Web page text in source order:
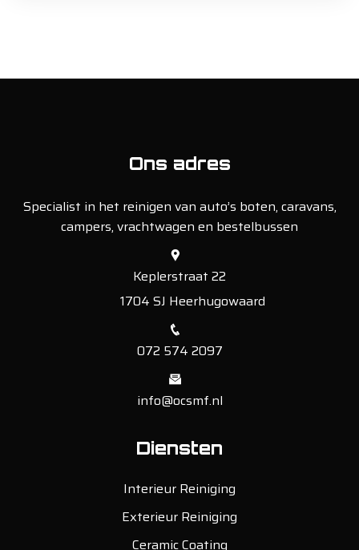
Ons adres
Specialist in het reinigen van auto’s boten, caravans,
campers, vrachtwagen en bestelbussen
Keplerstraat 22
1704 SJ Heerhugowaard
072 574 2097
info@ocsmf.nl
Diensten
Interieur Reiniging
Exterieur Reiniging
Ceramic Coating